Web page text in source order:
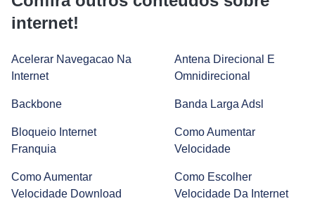
Tecnologia no cotidiano: vantagens, desvantagens e tipos
Smartwatch: como funciona e quais são suas vantagens?
internet!
Acelerar Navegacao Na
Internet
Antena Direcional E
Omnidirecional
Backbone Banda Larga Adsl
Bloqueio Internet
Franquia
Como Aumentar
Velocidade
Como Aumentar
Velocidade Download
Como Escolher
Velocidade Da Internet